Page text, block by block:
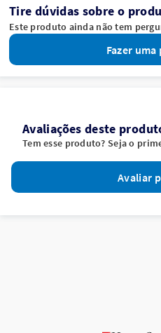
Tire dúvidas sobre o
Este produto ainda não tem
Fazer
Avaliações deste
Tem esse produto? Seja o
Avaliar